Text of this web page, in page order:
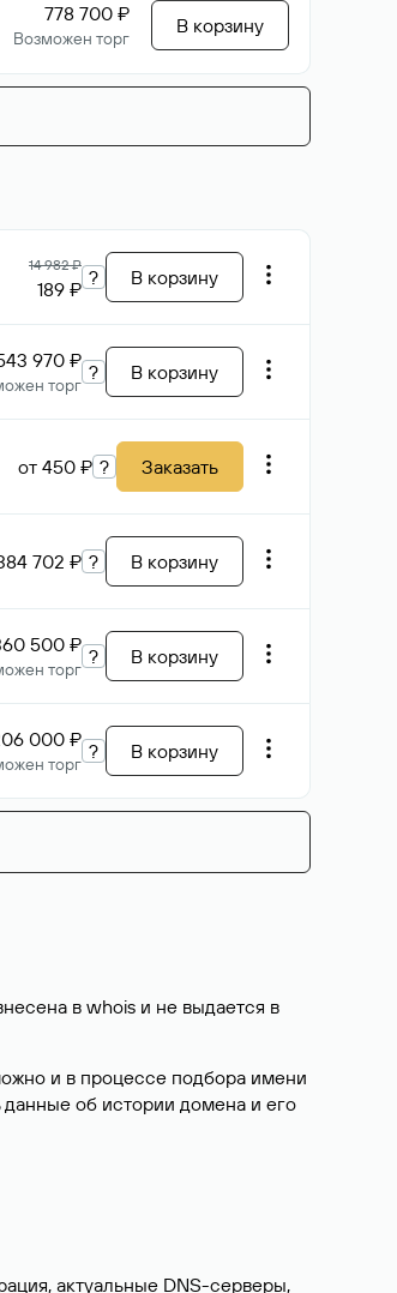
778 700 ₽
Возможен торг
В корзину
14 982 ₽
189 ₽ ? В корзину
970 ₽
торг
? В корзину
от 450 ₽ ? Заказать
702 ₽ ? В корзину
500 ₽
торг
? В корзину
000 ₽
торг
? В корзину
в whois и не выдается в
и в процессе подбора имени
об истории домена и его
актуальные DNS-серверы,